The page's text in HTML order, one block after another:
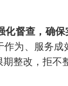
化督查，确保
作为、服务
整改，拒不